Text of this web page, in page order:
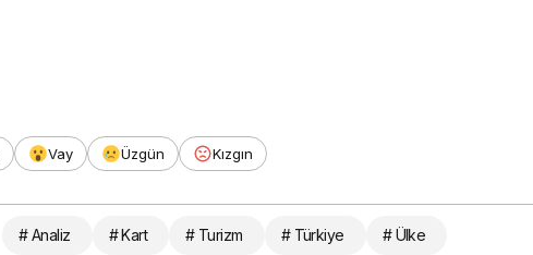
Vay Üzgün Kızgın
# Analiz # Kart # Turizm # Türkiye # Ülke